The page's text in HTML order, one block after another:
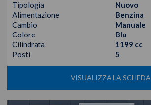
Tipologia
Nuovo
Alimentazione
Benzina
Cambio
Manuale
Colore
Blu
Cilindrata
1199 cc
Posti
5
VISUALIZZA LA SCHEDA